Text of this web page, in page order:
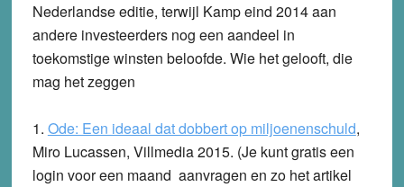
Nederlandse editie, terwijl Kamp eind 2014 aan
andere investeerders nog een aandeel in
toekomstige winsten beloofde. Wie het gelooft, die
mag het zeggen
1. Ode: Een ideaal dat dobbert op miljoenenschuld,
Miro Lucassen, Villmedia 2015. (Je kunt gratis een
login voor een maand aanvragen en zo het artikel